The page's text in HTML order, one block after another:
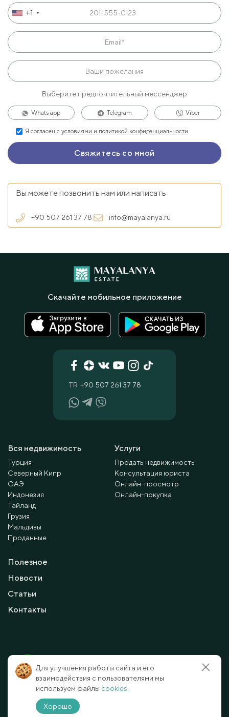
+1
Выберите предпочтительный мессенджер
Whats app Telegram Viber
Я согласен с условиями и политикой конфиденциальности
Вы можете позвонить нам или написать
+90 507 261 37 78 info@mayalanya.ru
Вся недвижимость
Турция
Северный Кипр
ОАЭ
Индонезия
Тайланд
Грузия
Мальдивы
Проданные
Услуги
Продать недвижимость
Консультация юриста
Онлайн-просмотр
Онлайн-покупка
Полезное
Новости
Статьи
Контакты
TR +90 507 261 37 78
официальный сайт.
Все права защищены.
Скачайте мобильное приложение
Условия и политика конфиденциальности
Способы оплаты
Для улучшения работы сайта и его
взаимодействия с пользователями мы
используем файлы cookies.
Хорошо